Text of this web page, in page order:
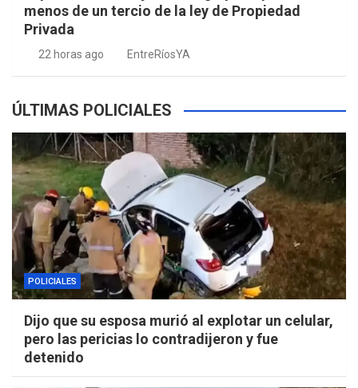
menos de un tercio de la ley de Propiedad
Privada
22 horas ago EntreRíosYA
ÚLTIMAS POLICIALES
POLICIALES
Dijo que su esposa murió al explotar un celular,
pero las pericias lo contradijeron y fue
detenido